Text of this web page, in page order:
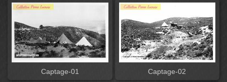
Captage-01 Captage-02